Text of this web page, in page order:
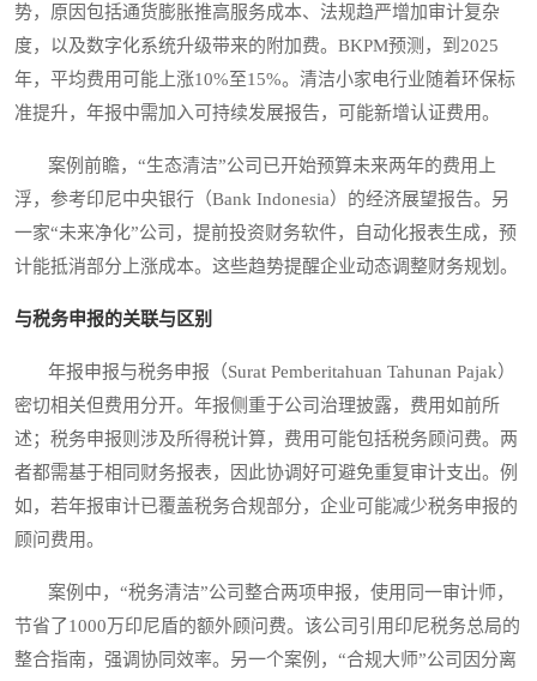
势，原因包括通货膨胀推高服务成本、法规趋严增加审计复杂
度，以及数字化系统升级带来的附加费。BKPM预测，到2025
年，平均费用可能上涨10%至15%。清洁小家电行业随着环保标
准提升，年报中需加入可持续发展报告，可能新增认证费用。
案例前瞻，“生态清洁”公司已开始预算未来两年的费用上
浮，参考印尼中央银行（Bank Indonesia）的经济展望报告。另
一家“未来净化”公司，提前投资财务软件，自动化报表生成，预
计能抵消部分上涨成本。这些趋势提醒企业动态调整财务规划。
与税务申报的关联与区别
年报申报与税务申报（Surat Pemberitahuan Tahunan Pajak）
密切相关但费用分开。年报侧重于公司治理披露，费用如前所
述；税务申报则涉及所得税计算，费用可能包括税务顾问费。两
者都需基于相同财务报表，因此协调好可避免重复审计支出。例
如，若年报审计已覆盖税务合规部分，企业可能减少税务申报的
顾问费用。
案例中，“税务清洁”公司整合两项申报，使用同一审计师，
节省了1000万印尼盾的额外顾问费。该公司引用印尼税务总局的
整合指南，强调协同效率。另一个案例，“合规大师”公司因分离